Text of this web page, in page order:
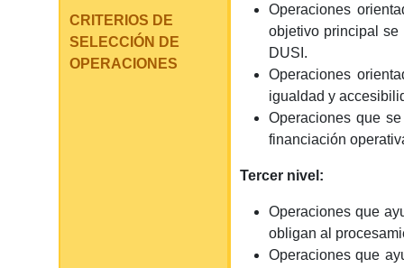
CRITERIOS DE
SELECCIÓN DE
OPERACIONES
Operaciones
objetivo principal
DUSI.
Operaciones
igualdad y
Operaciones que
financiación
Tercer nivel:
Operaciones que
obligan al
Operaciones que